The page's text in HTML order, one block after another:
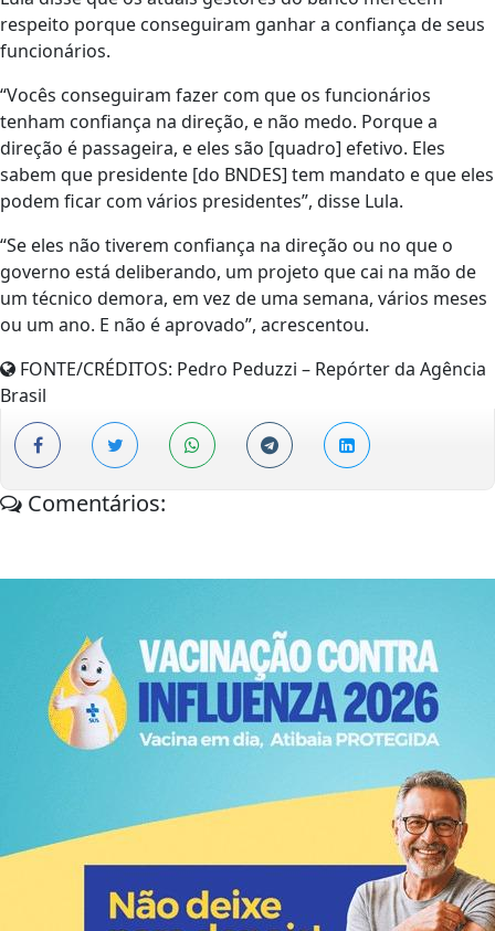
respeito porque conseguiram ganhar a confiança de seus
funcionários.
“Vocês conseguiram fazer com que os funcionários
tenham confiança na direção, e não medo. Porque a
direção é passageira, e eles são [quadro] efetivo. Eles
sabem que presidente [do BNDES] tem mandato e que eles
podem ficar com vários presidentes”, disse Lula.
“Se eles não tiverem confiança na direção ou no que o
governo está deliberando, um projeto que cai na mão de
um técnico demora, em vez de uma semana, vários meses
ou um ano. E não é aprovado”, acrescentou.
FONTE/CRÉDITOS: Pedro Peduzzi – Repórter da Agência
Brasil
Comentários: